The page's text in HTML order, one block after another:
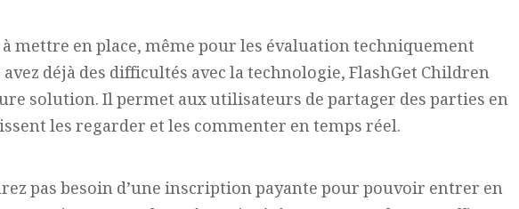
mettre en place, même pour les évaluation techniquement
déjà des difficultés avec la technologie, FlashGet Children
solution. Il permet aux utilisateurs de partager des parties en
les regarder et les commenter en temps réel.
pas besoin d’une inscription payante pour pouvoir entrer en